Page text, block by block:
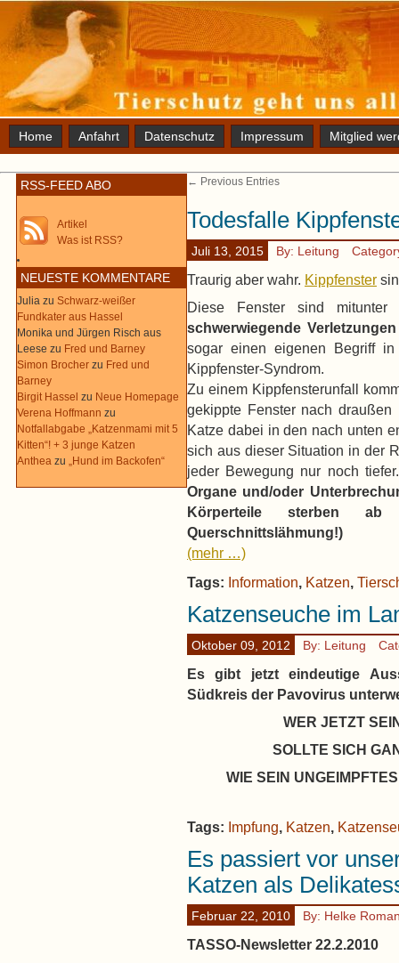
Home Anfahrt Datenschutz Impressum Mitglied
← Previous Entries
Todesfalle
Juli 13, 2015 By: Leitung
Traurig aber wahr. Kippfenster
Diese Fenster sind mitunter
schwerwiegende
sogar einen eigenen Begriff
Kippfenster-Syndrom.
Zu einem Kippfensterunfall
gekippte Fenster nach
Katze dabei in den nach unten
sich aus dieser Situation in der
jeder Bewegung nur noch
Organe und/oder
Körperteile sterben
Querschnittslähmung!)
(mehr …)
Tags: Information, Katzen,
Katzenseuche im
Oktober 09, 2012 By: Leitung
Es gibt jetzt eindeutige
Südkreis der Pavovirus
WERJETZT
SOLLTE SICH
WIE SEIN
Tags: Impfung, Katzen,
Es passiert vor
Katzen als
Februar 22, 2010 By: Helke
TASSO-Newsletter 22.2.2010
RSS-FEED ABO
Artikel
Was ist RSS?
NEUESTE KOMMENTARE
Julia zu Schwarz-weißer
Fundkater aus Hassel
Monika und Jürgen Risch aus
Leese zu Fred und Barney
Simon Brocher zu Fred und
Barney
Birgit Hassel zu Neue Homepage
Verena Hoffmann zu
Notfallabgabe „Katzenmami mit 5
Kitten“! + 3 junge Katzen
Anthea zu „Hund im Backofen“